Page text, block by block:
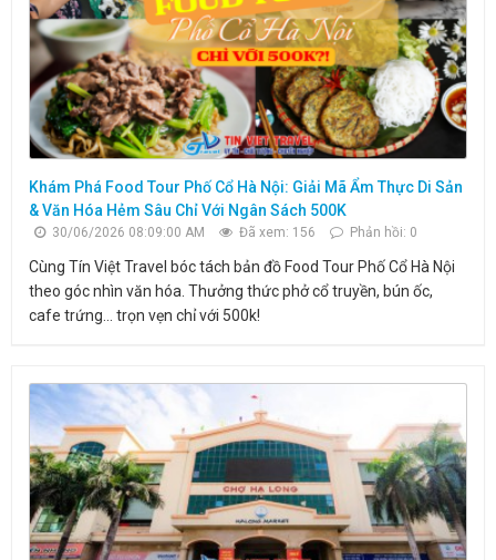
Khám Phá Food Tour Phố Cổ Hà Nội: Giải Mã Ẩm Thực Di Sản
& Văn Hóa Hẻm Sâu Chỉ Với Ngân Sách 500K
30/06/2026 08:09:00 AM Đã xem: 156 Phản hồi: 0
Cùng Tín Việt Travel bóc tách bản đồ Food Tour Phố Cổ Hà Nội
theo góc nhìn văn hóa. Thưởng thức phở cổ truyền, bún ốc,
cafe trứng... trọn vẹn chỉ với 500k!